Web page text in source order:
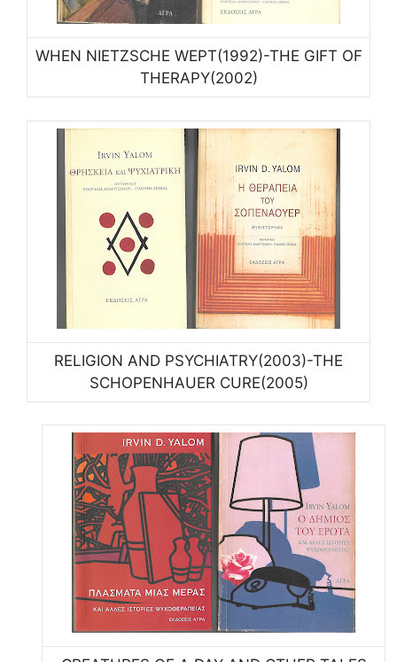
WHEN NIETZSCHE WEPT(1992)-THE GIFT OF
THERAPY(2002)
RELIGION AND PSYCHIATRY(2003)-THE
SCHOPENHAUER CURE(2005)